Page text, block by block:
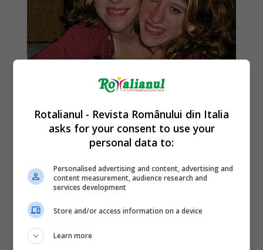
Rotalianul - Revista Românului din Italia
asks for your consent to use your
personal data to:
Personalised advertising and content, advertising and
content measurement, audience research and
services development
Store and/or access information on a device
Learn more